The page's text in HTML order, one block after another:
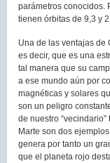
parámetros conocidos.
tienen órbitas de 9,3 y
Una de las ventajas de
es decir, que es una
tal manera que su
a ese mundo aún por
magnéticas y solares
son un peligro
de nuestro
Marte son dos
genera por tanto un
que el planeta rojo